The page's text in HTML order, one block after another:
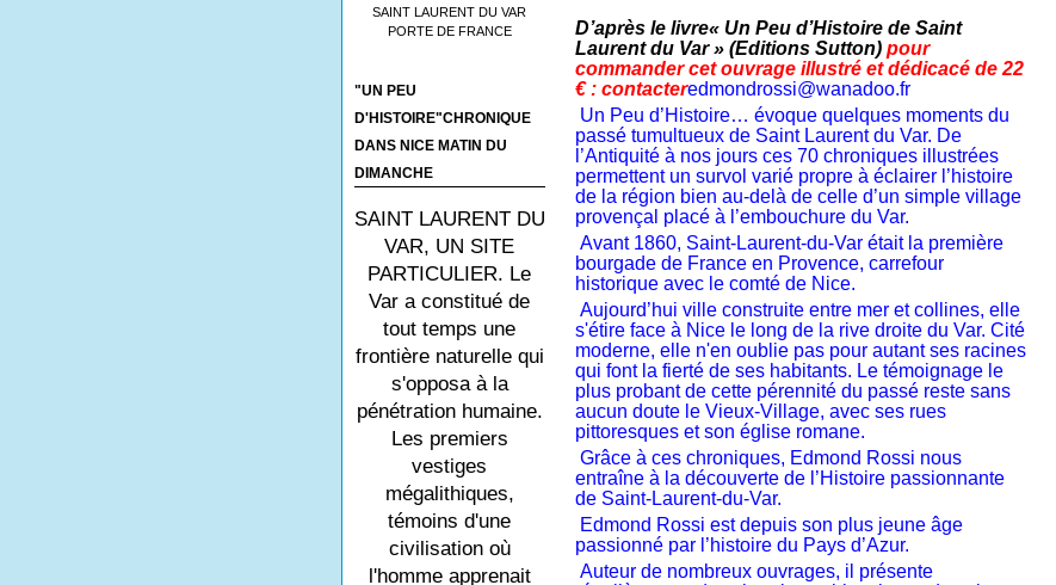
SAINT LAURENT DU VAR
PORTE DE FRANCE
"UN PEU
D'HISTOIRE"CHRONIQUE
DANS NICE MATIN DU
DIMANCHE
SAINT LAURENT DU
VAR, UN SITE
PARTICULIER. Le
Var a constitué de
tout temps une
frontière naturelle qui
s'opposa à la
pénétration humaine.
Les premiers
vestiges
mégalithiques,
témoins d'une
civilisation où
l'homme apprenait
D’après le livre« Un Peu d’Histoire de Saint
Laurent du Var » (Editions Sutton)pour
commander cet ouvrage illustré et dédicacé de 22
€ : contacteredmondrossi@wanadoo.fr
Un Peu d’Histoire… évoque quelques moments du
passé tumultueux de Saint Laurent du Var. De
l’Antiquité à nos jours ces 70 chroniques illustrées
permettent un survol varié propre à éclairer l’histoire
de la région bien au-delà de celle d’un simple village
provençal placé à l’embouchure du Var.
Avant 1860, Saint-Laurent-du-Var était la première
bourgade de France en Provence, carrefour
historique avec le comté de Nice.
Aujourd’hui ville construite entre mer et collines, elle
s'étire face à Nice le long de la rive droite du Var. Cité
moderne, elle n'en oublie pas pour autant ses racines
qui font la fierté de ses habitants. Le témoignage le
plus probant de cette pérennité du passé reste sans
aucun doute le Vieux-Village, avec ses rues
pittoresques et son église romane.
Grâce à ces chroniques, Edmond Rossi nous
entraîne à la découverte de l’Histoire passionnante
de Saint-Laurent-du-Var.
Edmond Rossi est depuis son plus jeune âge
passionné par l’histoire du Pays d’Azur.
Auteur de nombreux ouvrages, il présente